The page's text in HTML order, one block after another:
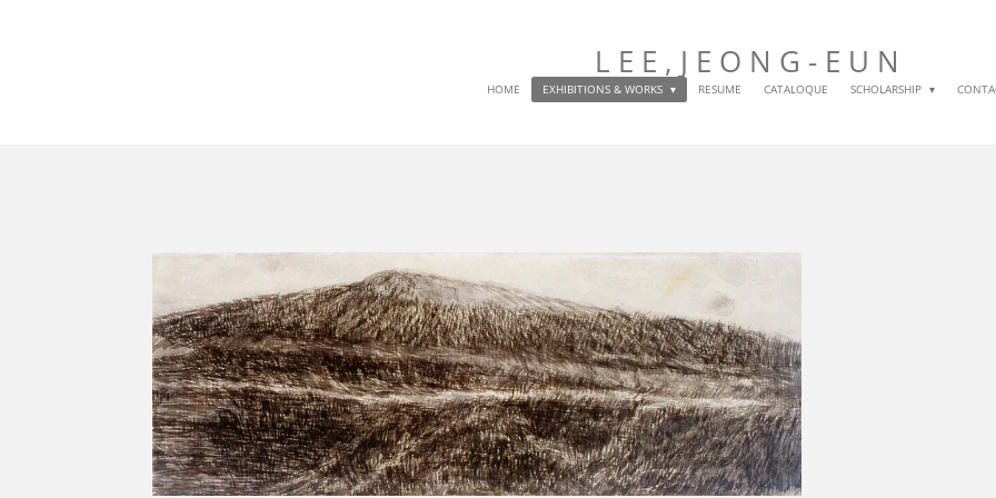
L E E , J E O N G - E U N
HOME EXHIBITIONS & WORKS RESUME CATALOQUE SCHOLARSHIP